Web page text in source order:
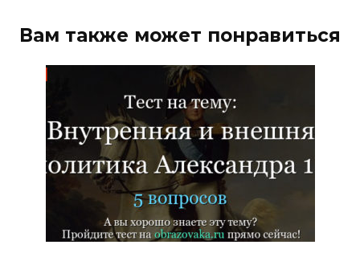
Вам также может понравиться